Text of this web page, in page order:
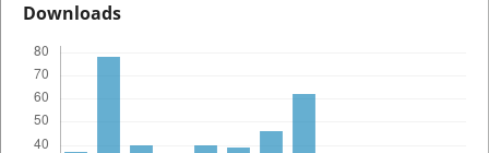
Downloads